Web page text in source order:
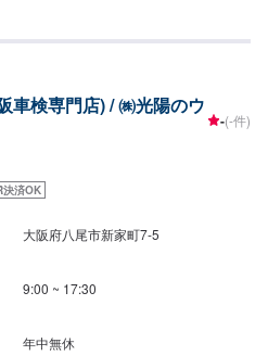
円（L・LLサイズ）・9,580円（XLサイ
車検専門店) / ㈱光陽のウ
-(-件)
決済OK
大阪府八尾市新家町7-5
9:00 ~ 17:30
年中無休